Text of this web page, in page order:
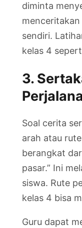
diminta
sendiri.
kelas 4
3.
Soal cerita
arah atau
berangkat
pasar.” Ini
siswa. Rute
kelas 4 bisa
Guru dapat